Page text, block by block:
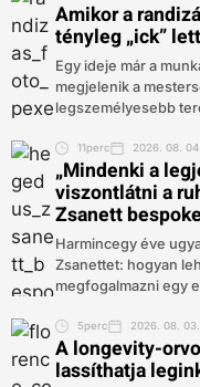
Amikor a
tényleg „ick”
Egy ideje már a
megjelenik a
legszemélyesebb
11perc 2026. 08. 04.
„Mindenki a
viszontlátni a
Zsanett
Harmincegy éve
Zsanettet: hogyan
megfogalmazni egy
5perc 2026. 08. 03.
A longevity-
lassíthatja